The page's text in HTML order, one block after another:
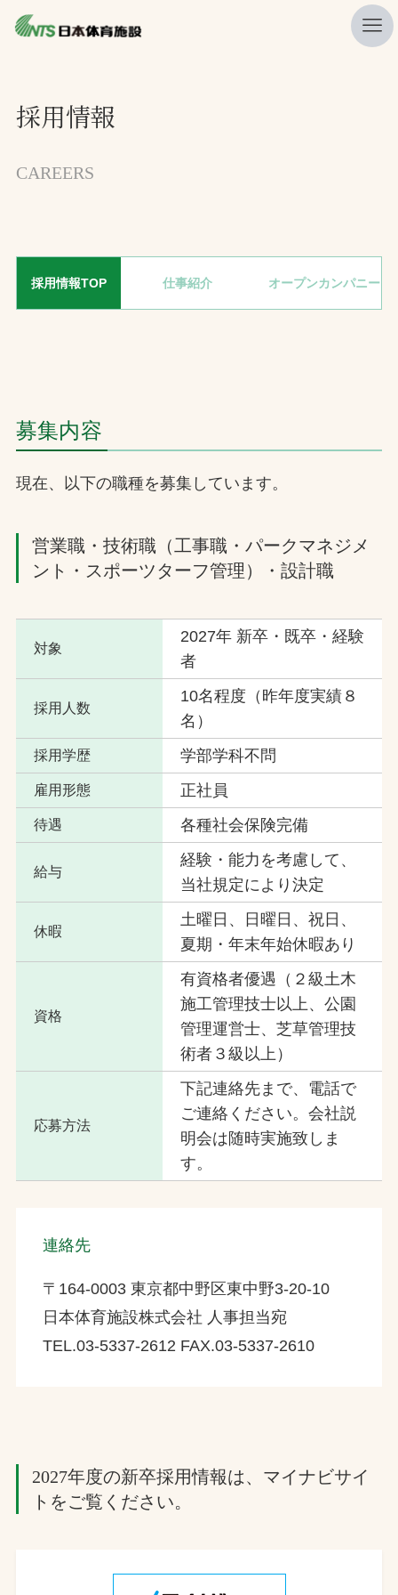
ニュース
お問合せ
お取引先の皆様へ
ソーシャルメディアポリシー
文字の見えづらさや操作にお困りの方へ
採用情報
CAREERS
採用情報TOP 仕事紹介 オープンカンパニー
募集内容
現在、以下の職種を募集しています。
営業職・技術職（工事職・パークマネジメ
ント・スポーツターフ管理）・設計職
対象
2027年 新卒・既卒・経験
者
採用人数
10名程度（昨年度実績８
名）
採用学歴 学部学科不問
雇用形態 正社員
待遇 各種社会保険完備
給与
経験・能力を考慮して、
当社規定により決定
休暇
土曜日、日曜日、祝日、
夏期・年末年始休暇あり
資格
有資格者優遇（２級土木
施工管理技士以上、公園
管理運営士、芝草管理技
術者３級以上）
応募方法
下記連絡先まで、電話で
ご連絡ください。会社説
明会は随時実施致しま
す。
連絡先
〒164-0003 東京都中野区東中野3-20-10
日本体育施設株式会社 人事担当宛
TEL.03-5337-2612 FAX.03-5337-2610
2027年度の新卒採用情報は、マイナビサイ
トをご覧ください。